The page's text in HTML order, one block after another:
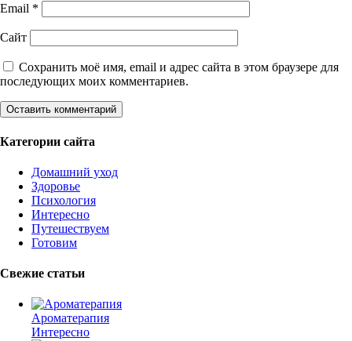
Email *
Сайт
Сохранить моё имя, email и адрес сайта в этом браузере для
последующих моих комментариев.
Категории сайта
Домашний уход
Здоровье
Психология
Интересно
Путешествуем
Готовим
Свежие статьи
Ароматерапия
Интересно